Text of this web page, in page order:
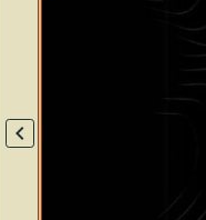
keyboard_arrow_left